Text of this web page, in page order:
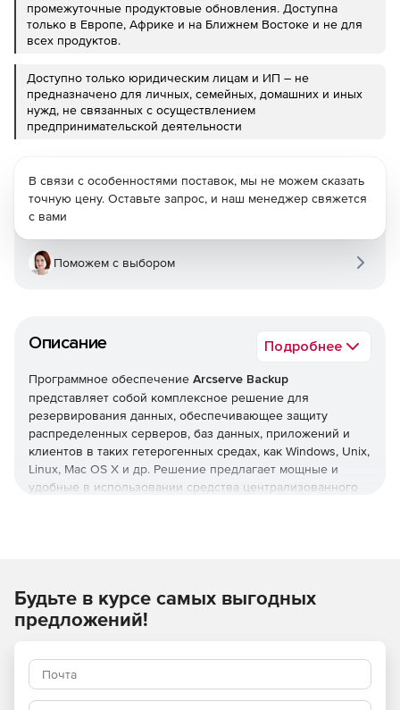
промежуточные продуктовые обновления. Доступна
только в Европе, Африке и на Ближнем Востоке и не для
всех продуктов.
Доступно только юридическим лицам и ИП – не
предназначено для личных, семейных, домашних и иных
нужд, не связанных с осуществлением
предпринимательской деятельности
Описание Подробнее
Программное обеспечение Arcserve Backup
представляет собой комплексное решение для
резервирования данных, обеспечивающее защиту
распределенных серверов, баз данных, приложений и
клиентов в таких гетерогенных средах, как Windows, Unix,
Linux, Mac OS X и др. Решение предлагает мощные и
удобные в использовании средства централизованного
доступность персональных данных, которые могут
находиться как на физических, так и на виртуальных
серверах.
В Arcserve Backup реализована инновационная
технология резервного копирования D2D2T (с диска на
диск и на ленту), которая объединена с проверенными
В связи с особенностями поставок, мы не можем сказать
точную цену. Оставьте запрос, и наш менеджер свяжется
с вами
Поможем с выбором
Будьте в курсе самых выгодных
предложений!